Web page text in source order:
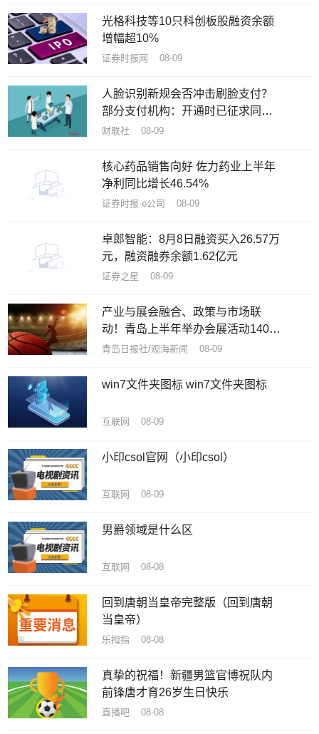
光格科技等10只科创板股融资余额
增幅超10%
证券时报网 08-09
人脸识别新规会否冲击刷脸支付？
部分支付机构：开通时已征求同
意，自身不存储用户脸部数据
财联社 08-09
核心药品销售向好 佐力药业上半年
净利同比增长46.54%
证券时报·e公司 08-09
卓郎智能：8月8日融资买入26.57万
元，融资融券余额1.62亿元
证券之星 08-09
产业与展会融合、政策与市场联
动！青岛上半年举办会展活动140余
项
青岛日报社/观海新闻 08-09
win7文件夹图标 win7文件夹图标
互联网 08-09
小印csol官网（小印csol）
互联网 08-09
男爵领域是什么区
互联网 08-08
回到唐朝当皇帝完整版（回到唐朝
当皇帝）
乐拇指 08-08
真挚的祝福！新疆男篮官博祝队内
前锋唐才育26岁生日快乐
直播吧 08-08